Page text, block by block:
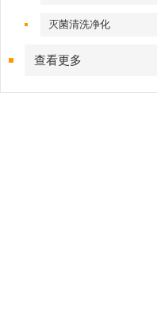
灭菌清洗净化
查看更多